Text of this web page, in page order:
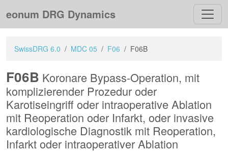
eonum DRG Dynamics
SwissDRG 6.0 MDC 05 F06 F06B
F06B Koronare Bypass-Operation, mit
komplizierender Prozedur oder
Karotiseingriff oder intraoperative Ablation
mit Reoperation oder Infarkt, oder invasive
kardiologische Diagnostik mit Reoperation,
Infarkt oder intraoperativer Ablation